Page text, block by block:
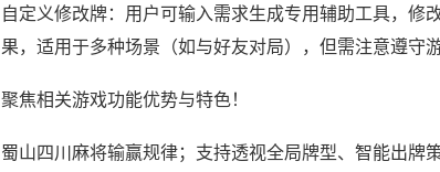
自定义修改牌：用户可输入需求生成专用辅助工具，修
果，适用于多种场景（如与好友对局），但需注意遵守
聚焦相关游戏功能优势与特色！
蜀山四川麻将输赢规律；支持透视全局牌型、智能出牌